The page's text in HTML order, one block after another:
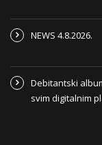
NEWS 4.8.2026.
Debitantski
svim digitalnim